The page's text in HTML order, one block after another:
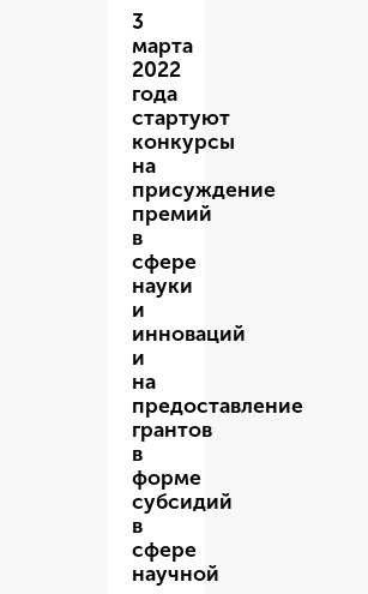
3
марта
2022
года
стартуют
конкурсы
на
присуждение
премий
в
сфере
науки
и
инноваций
и
на
предоставление
грантов
в
форме
субсидий
в
сфере
научной